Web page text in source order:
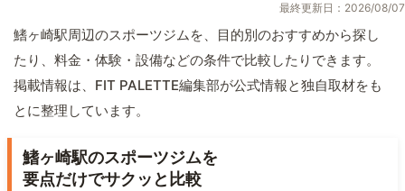
最終更新日：2026/08/07
鰭ヶ崎駅周辺のスポーツジムを、目的別のおすすめから探し
たり、料金・体験・設備などの条件で比較したりできます。
掲載情報は、FIT PALETTE編集部が公式情報と独自取材をも
とに整理しています。
鰭ヶ崎駅のスポーツジムを
要点だけでサクッと比較